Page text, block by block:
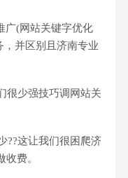
广(网站关键字优化
，并区别且济南专业
很少强技巧调网站关
??这让我们很困爬济
费。